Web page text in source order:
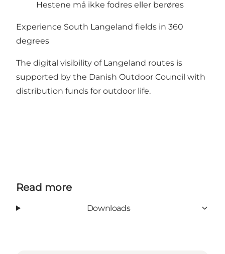
Hestene må ikke fodres eller berøres
Experience South Langeland fields in 360
degrees
The digital visibility of Langeland routes is
supported by the Danish Outdoor Council with
distribution funds for outdoor life.
Read more
Downloads